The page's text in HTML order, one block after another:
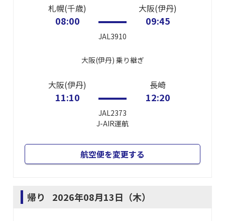
札幌(千歳)
08:00
JAL3910
大阪(伊丹)
09:45
大阪(伊丹) 乗り継ぎ
大阪(伊丹)
11:10
JAL2373
J-AIR運航
長崎
12:20
航空便を変更する
帰り 2026年08月13日（木）